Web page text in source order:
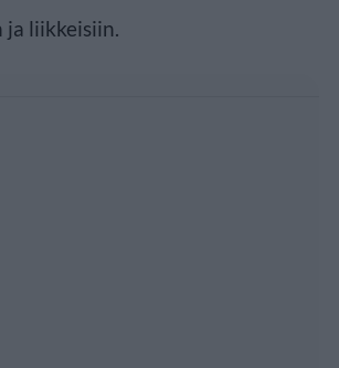
ja liikkeisiin.